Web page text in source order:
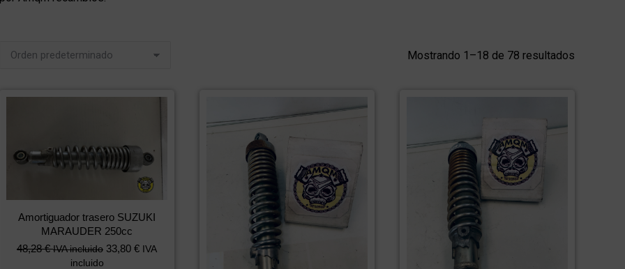
Mostrando 1–18 de 78 resultados
Amortiguador trasero SUZUKI
MARAUDER 250cc
48,28€ IVA incluido 33,80 € IVA
incluido